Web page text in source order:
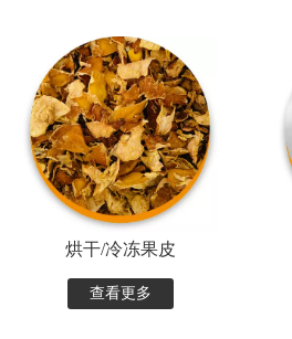
烘干/冷冻果皮
查看更多